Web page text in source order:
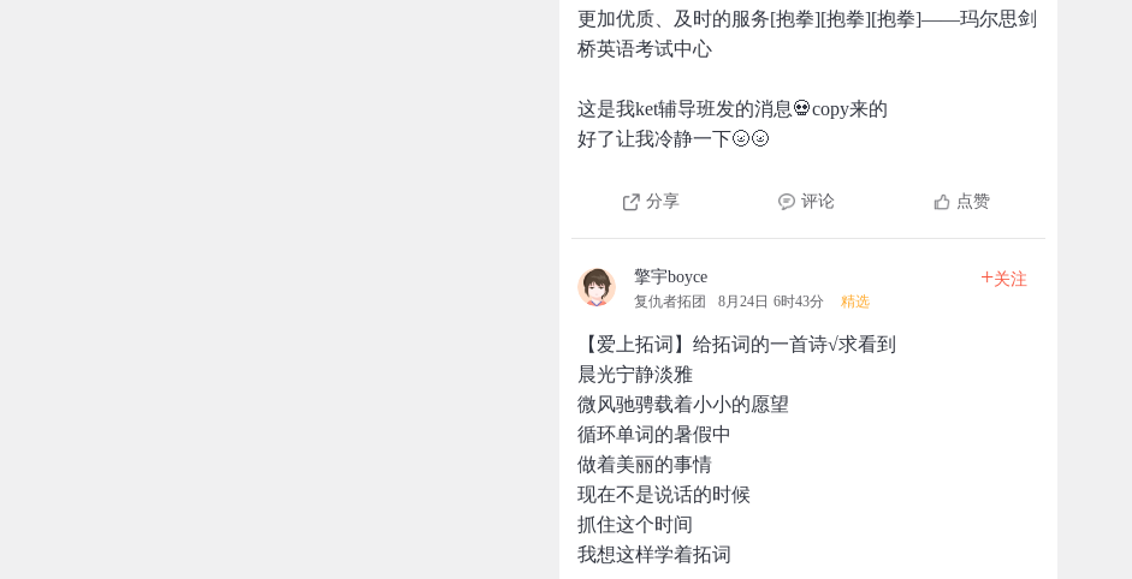
更加优质、及时的服务[抱拳][抱拳][抱拳]——玛尔思剑
桥英语考试中心
这是我ket辅导班发的消息💀copy来的
好了让我冷静一下🌝🌝
分享 评论 点赞
擎宇boyce
复仇者拓团 8月24日 6时43分 精选
+关注
【爱上拓词】给拓词的一首诗√求看到
晨光宁静淡雅
微风驰骋载着小小的愿望
循环单词的暑假中
做着美丽的事情
现在不是说话的时候
抓住这个时间
我想这样学着拓词